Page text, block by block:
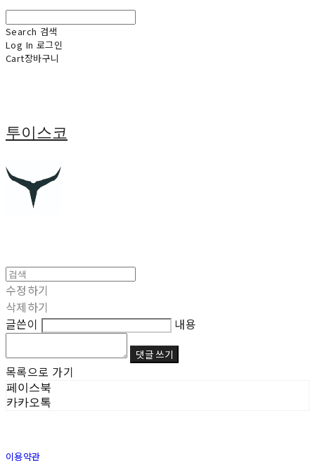
Search 검색
Log In 로그인
Cart장바구니
투이스코
수정하기
삭제하기
글쓴이
내용
댓글 쓰기
목록으로 가기
페이스북
카카오톡
이용약관